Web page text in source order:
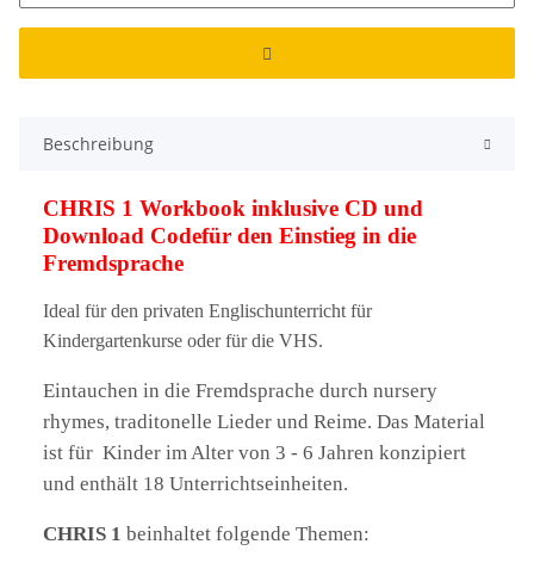
Beschreibung
CHRIS 1 Workbook inklusive CD und
Download Codefür den Einstieg in die
Fremdsprache
Ideal für den privaten Englischunterricht für
Kindergartenkurse oder für die VHS.
Eintauchen in die Fremdsprache durch nursery
rhymes, traditonelle Lieder und Reime. Das Material
ist für Kinder im Alter von 3 - 6 Jahren konzipiert
und enthält 18 Unterrichtseinheiten.
CHRIS 1 beinhaltet folgende Themen: